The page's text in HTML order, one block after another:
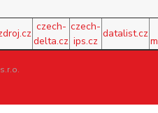
czech-
delta.cz
czech-
ips.cz
datalist.cz